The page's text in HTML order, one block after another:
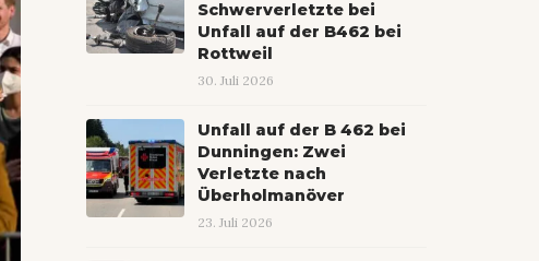
Schwerverletzte bei
Unfall auf der B462 bei
Rottweil
30. Juli 2026
Unfall auf der B 462 bei
Dunningen: Zwei
Verletzte nach
Überholmanöver
23. Juli 2026